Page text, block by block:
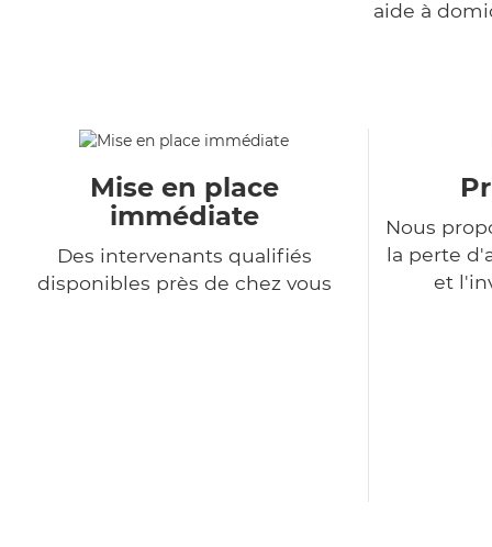
aide à
Mise en place
immédiate
Des intervenants qualifiés
disponibles près de chez vous
Nous
la perte
et